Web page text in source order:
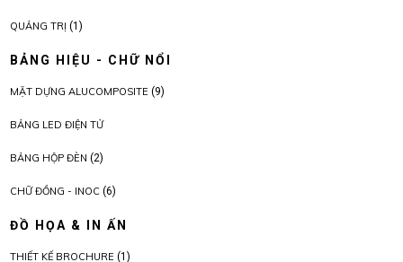
QUẢNG TRỊ (1)
BẢNG HIỆU - CHỮ NỔI
MẶT DỰNG ALUCOMPOSITE (9)
BẢNG LED ĐIỆN TỬ
BẢNG HỘP ĐÈN (2)
CHỮ ĐỒNG - INOC (6)
ĐỒ HỌA & IN ẤN
THIẾT KẾ BROCHURE (1)